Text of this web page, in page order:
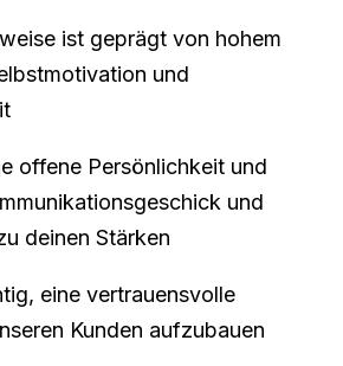
ist geprägt von hohem
und
offene Persönlichkeit und
und
deinen Stärken
eine vertrauensvolle
Kunden aufzubauen